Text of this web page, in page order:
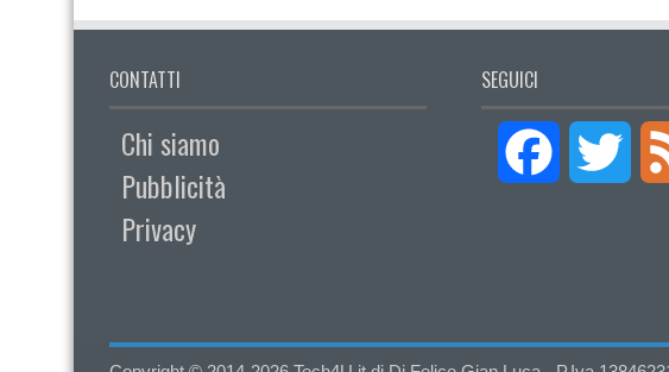
CONTATTI
Chi siamo
Pubblicità
Privacy
SEGUICI
Facebook